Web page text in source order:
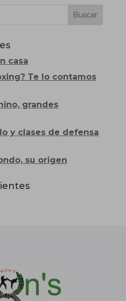
casa
Te lo contamos
grandes
y clases de defensa
su origen